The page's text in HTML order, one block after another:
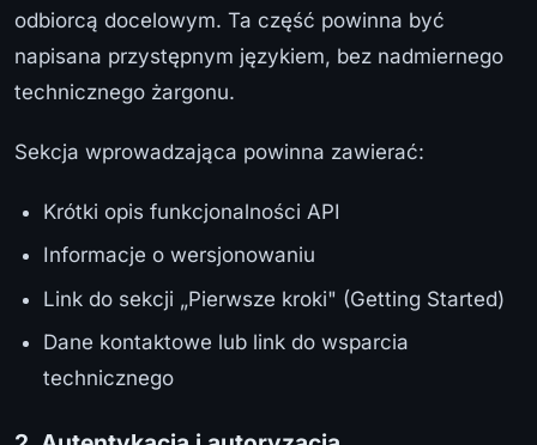
odbiorcą docelowym. Ta część powinna być
napisana przystępnym językiem, bez nadmiernego
technicznego żargonu.
Sekcja wprowadzająca powinna zawierać:
Krótki opis funkcjonalności API
Informacje o wersjonowaniu
Link do sekcji „Pierwsze kroki" (Getting Started)
Dane kontaktowe lub link do wsparcia
technicznego